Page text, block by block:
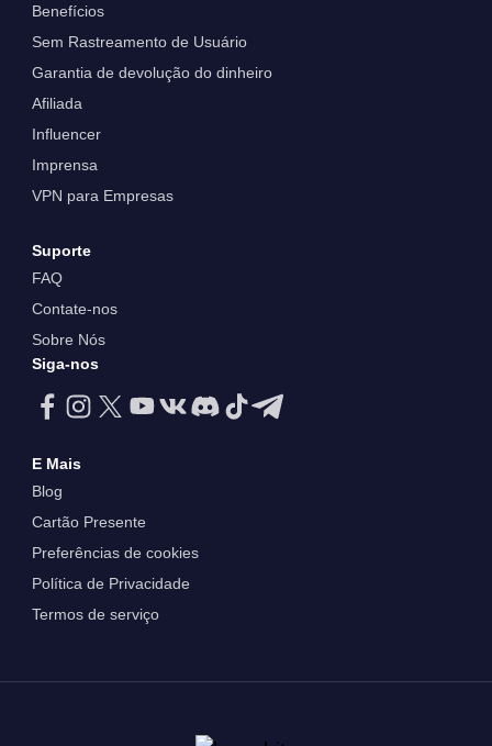
Benefícios
Sem Rastreamento de Usuário
Garantia de devolução do dinheiro
Afiliada
Influencer
Imprensa
VPN para Empresas
Suporte
FAQ
Contate-nos
Sobre Nós
Siga-nos
E Mais
Blog
Cartão Presente
Preferências de cookies
Política de Privacidade
Termos de serviço